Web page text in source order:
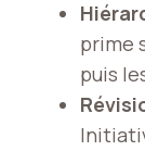
prime
puis